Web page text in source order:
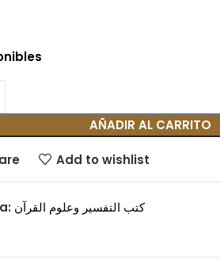
AÑADIR AL CARRITO
Add to wishlist
كتب التفسير وعلوم القرآن